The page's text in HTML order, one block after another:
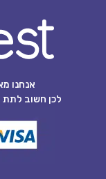
אנחנו
לכן חשוב